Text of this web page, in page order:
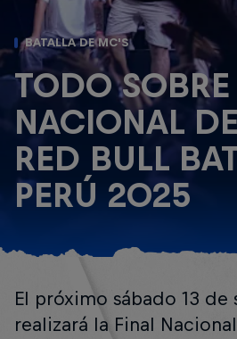
BATALLA DE MC'S
TODO
NACIONAL DE
RED BULL
PERÚ 2025
El próximo sábado 13 de
realizará la Final